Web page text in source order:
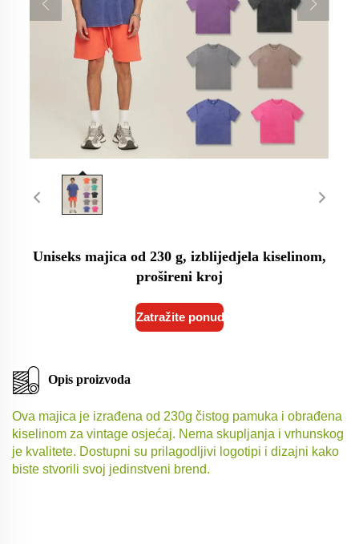
Uniseks majica od 230 g, izblijedjela kiselinom,
prošireni kroj
Zatražite ponudu
Opis proizvoda
Ova majica je izrađena od 230g čistog pamuka i obrađena
kiselinom za vintage osjećaj. Nema skupljanja i vrhunskog
je kvalitete. Dostupni su prilagodljivi logotipi i dizajni kako
biste stvorili svoj jedinstveni brend.